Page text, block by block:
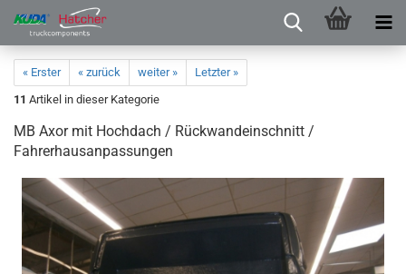
« Erster « zurück weiter »
Letzter »
11 Artikel in dieser Kategorie
MB Axor mit Hochdach / Rückwandeinschnitt /
Fahrerhausanpassungen